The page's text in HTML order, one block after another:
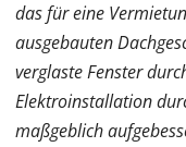
das für eine
ausgebauten
verglaste Fenster
Elektroinstallation
maßgeblich